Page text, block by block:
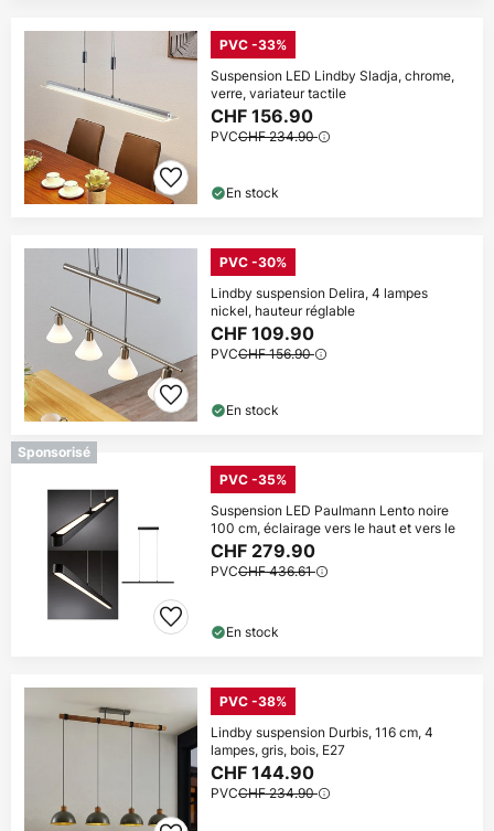
PVC -33%
Suspension LED Lindby Sladja, chrome,
verre, variateur tactile
CHF 156.90
PVCCHF 234.90
En stock
PVC -30%
Lindby suspension Delira, 4 lampes
nickel, hauteur réglable
CHF 109.90
PVCCHF 156.90
En stock
Sponsorisé
PVC -35%
Suspension LED Paulmann Lento noire
100 cm, éclairage vers le haut et vers le
CHF 279.90
PVCCHF 436.61
En stock
PVC -38%
Lindby suspension Durbis, 116 cm, 4
lampes, gris, bois, E27
CHF 144.90
PVCCHF 234.90